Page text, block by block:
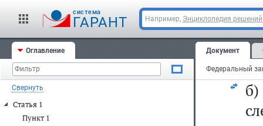
cистема
ГАРАНТ Например, Энциклопедия решений
Оглавление
Свернуть
Статья 1
Пункт 1
Документ